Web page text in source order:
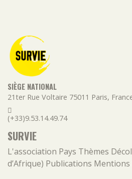
SIÈGE NATIONAL
21ter Rue Voltaire 75011 Paris,
(+33)9.53.14.49.74
SURVIE
L'association Pays Thèmes
d’Afrique) Publications Mentions